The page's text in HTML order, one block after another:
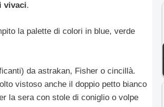
vivaci.
la palette di colori in blue, verde
da astrakan, Fisher o cincillà.
vistoso anche il doppio petto bianco
la sera con stole di coniglio o volpe